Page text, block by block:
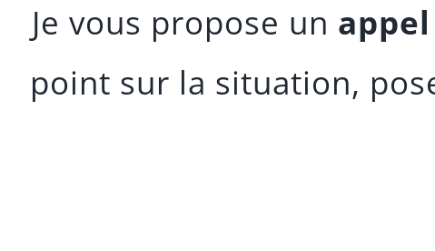
Je vous propose un
point sur la situation,